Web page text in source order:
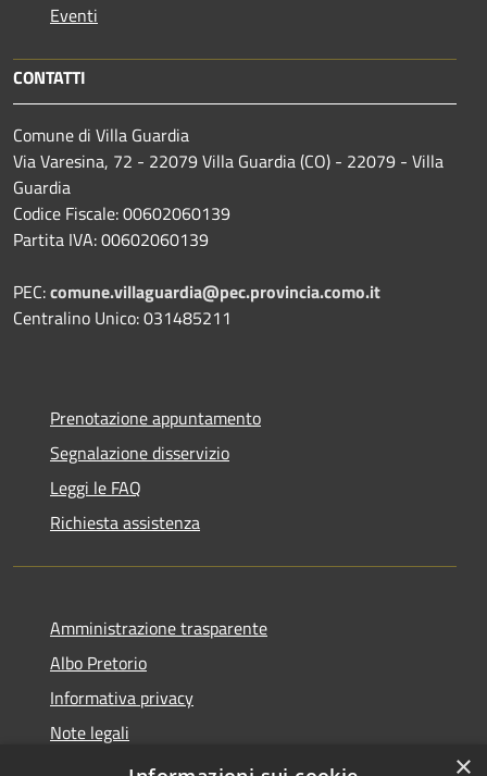
Eventi
CONTATTI
Comune di Villa Guardia
Via Varesina, 72 - 22079 Villa Guardia (CO) - 22079 - Villa
Guardia
Codice Fiscale: 00602060139
Partita IVA: 00602060139
PEC:comune.villaguardia@pec.provincia.como.it
Centralino Unico: 031485211
Prenotazione appuntamento
Segnalazione disservizio
Leggi le FAQ
Richiesta assistenza
Amministrazione trasparente
Albo Pretorio
Informativa privacy
Note legali
Dichiarazione di accessibilità
×